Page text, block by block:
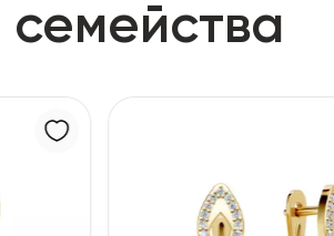
семейства